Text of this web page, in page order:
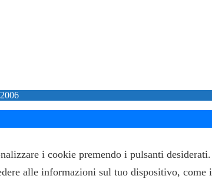
i cookie premendo i pulsanti
alle informazioni sul tuo dispositivo,